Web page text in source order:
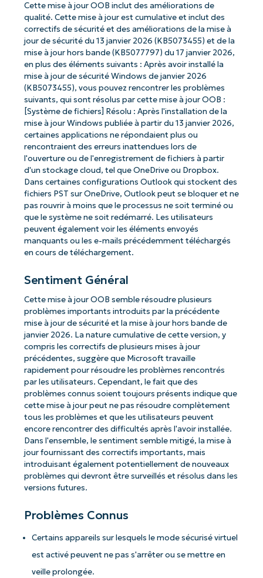
Cette mise à jour OOB inclut des améliorations de
qualité. Cette mise à jour est cumulative et inclut des
correctifs de sécurité et des améliorations de la mise à
jour de sécurité du 13 janvier 2026 (KB5073455) et de la
mise à jour hors bande (KB5077797) du 17 janvier 2026,
en plus des éléments suivants : Après avoir installé la
mise à jour de sécurité Windows de janvier 2026
(KB5073455), vous pouvez rencontrer les problèmes
suivants, qui sont résolus par cette mise à jour OOB :
[Système de fichiers] Résolu : Après l'installation de la
mise à jour Windows publiée à partir du 13 janvier 2026,
certaines applications ne répondaient plus ou
rencontraient des erreurs inattendues lors de
l'ouverture ou de l'enregistrement de fichiers à partir
d'un stockage cloud, tel que OneDrive ou Dropbox.
Dans certaines configurations Outlook qui stockent des
fichiers PST sur OneDrive, Outlook peut se bloquer et ne
pas rouvrir à moins que le processus ne soit terminé ou
que le système ne soit redémarré. Les utilisateurs
peuvent également voir les éléments envoyés
manquants ou les e-mails précédemment téléchargés
en cours de téléchargement.
Sentiment Général
Cette mise à jour OOB semble résoudre plusieurs
problèmes importants introduits par la précédente
mise à jour de sécurité et la mise à jour hors bande de
janvier 2026. La nature cumulative de cette version, y
compris les correctifs de plusieurs mises à jour
précédentes, suggère que Microsoft travaille
rapidement pour résoudre les problèmes rencontrés
par les utilisateurs. Cependant, le fait que des
problèmes connus soient toujours présents indique que
cette mise à jour peut ne pas résoudre complètement
tous les problèmes et que les utilisateurs peuvent
encore rencontrer des difficultés après l'avoir installée.
Dans l'ensemble, le sentiment semble mitigé, la mise à
jour fournissant des correctifs importants, mais
introduisant également potentiellement de nouveaux
problèmes qui devront être surveillés et résolus dans les
versions futures.
Problèmes Connus
Certains appareils sur lesquels le mode sécurisé virtuel
est activé peuvent ne pas s'arrêter ou se mettre en
veille prolongée.